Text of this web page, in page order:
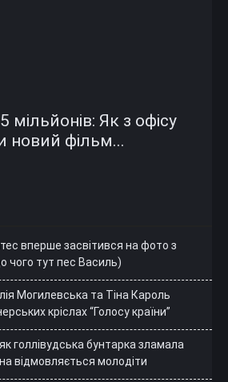
мільйонів: Як з офісу
новий фільм...
вперше засвітився на фото з
чого тут пес Василь)
Могилевська та Тіна Кароль
кріслах “Голосу країни”
голлівудська бунтарка зламала
відмовляється молодіти